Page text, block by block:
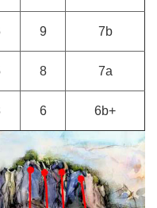
9 7b
8 7a
6 6b+